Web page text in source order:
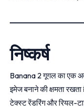
निष्कर्ष
Banana 2 गूगल का एक
इमेज बनाने की क्षमता
टेक्स्ट रेंडरिंग और रियल-